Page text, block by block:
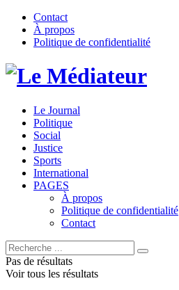
Contact
À propos
Politique de confidentialité
Le Journal
Politique
Social
Justice
Sports
International
PAGES
À propos
Politique de confidentialité
Contact
Pas de résultats
Voir tous les résultats